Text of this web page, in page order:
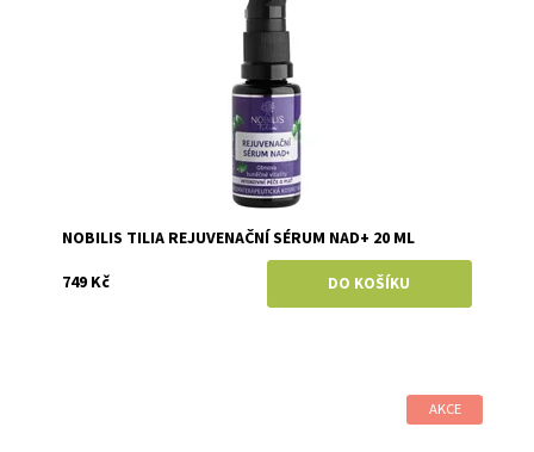
NOBILIS TILIA REJUVENAČNÍ SÉRUM NAD+ 20 ML
749 Kč
AKCE